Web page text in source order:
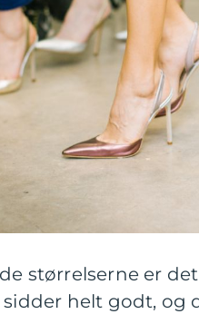
størrelserne er
sidder helt godt, og